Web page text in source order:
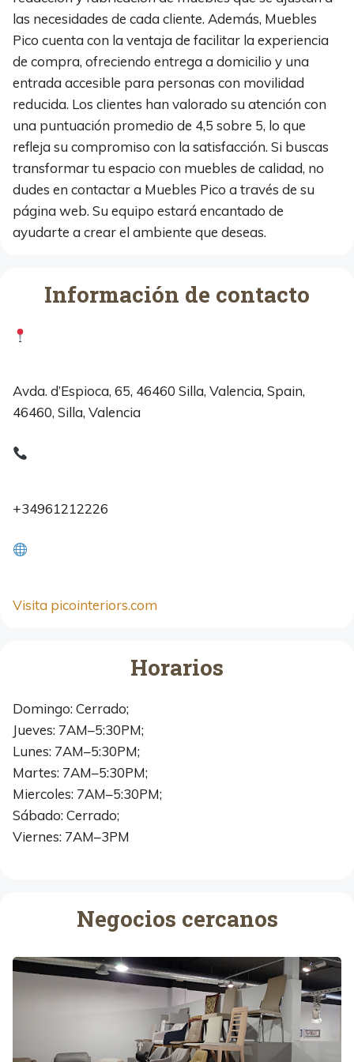
las necesidades de cada cliente. Además, Muebles
Pico cuenta con la ventaja de facilitar la experiencia
de compra, ofreciendo entrega a domicilio y una
entrada accesible para personas con movilidad
reducida. Los clientes han valorado su atención con
una puntuación promedio de 4,5 sobre 5, lo que
refleja su compromiso con la satisfacción. Si buscas
transformar tu espacio con muebles de calidad, no
dudes en contactar a Muebles Pico a través de su
página web. Su equipo estará encantado de
ayudarte a crear el ambiente que deseas.
Información de contacto
Avda. d’Espioca, 65, 46460 Silla, Valencia, Spain,
46460, Silla, Valencia
+34961212226
Visita picointeriors.com
Horarios
Domingo: Cerrado;
Jueves: 7AM–5:30PM;
Lunes: 7AM–5:30PM;
Martes: 7AM–5:30PM;
Miercoles: 7AM–5:30PM;
Sábado: Cerrado;
Viernes: 7AM–3PM
Negocios cercanos
M